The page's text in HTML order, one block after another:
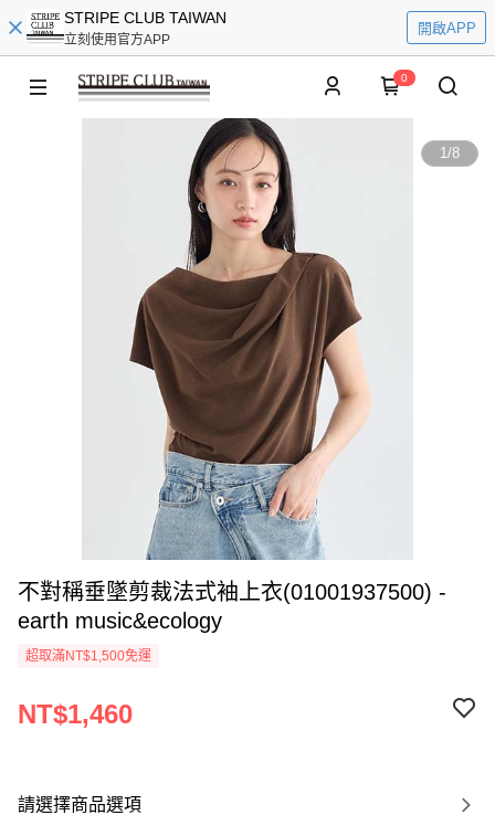
STRIPE CLUB TAIWAN
立刻使用官方APP
開啟APP
0
1/8
不對稱垂墜剪裁法式袖上衣(01001937500) -
earth music&ecology
超取滿NT$1,500免運
NT$1,460
請選擇商品選項